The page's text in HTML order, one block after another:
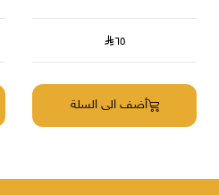
٦٥
أضف الى السلة